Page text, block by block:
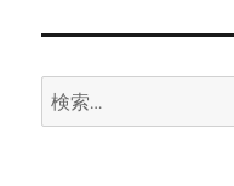
検
索: